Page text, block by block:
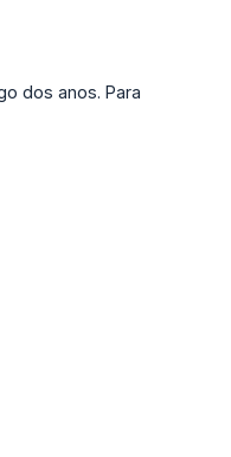
dos anos. Para